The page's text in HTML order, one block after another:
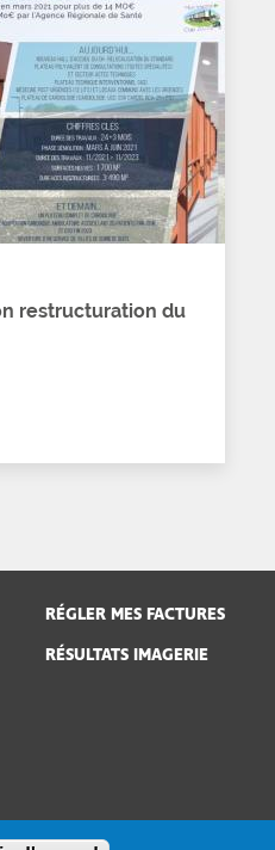
restructuration du
RÉGLER MES FACTURES
RÉSULTATS IMAGERIE